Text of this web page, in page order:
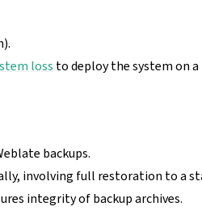
loss to deploy the system on
backups.
involving full restoration to a
integrity of backup archives.